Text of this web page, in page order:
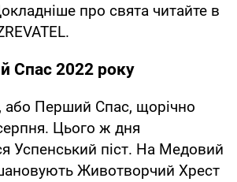
про свята читайте в
Спас 2022 року
Перший Спас, щорічно
Цього ж дня
Успенський піст. На Медовий
Животворчий Хрест